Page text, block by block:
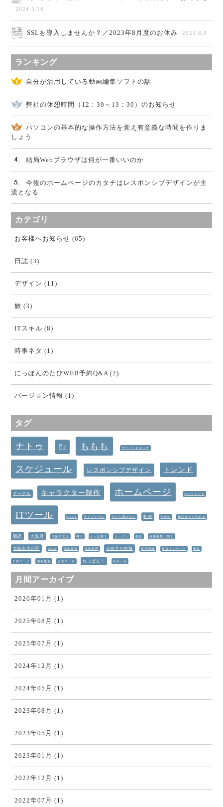
2024.5.16
SSLを導入しませんか？／2023年8月度のお休み 2023.8.9
ランキング
自分が活用している動画編集ソフトの話
弊社の休憩時間（12：30～13：30）のお知らせ
パソコンの基本的な操作方法を覚え有意義な時間を作りま
しょう
結局Webブラウザは何が一番いいのか
今後のホームページのカタチはレスポンシブデザインが主
流となる
カテゴリ
お客様へお知らせ (65)
日誌 (3)
デザイン (11)
旅 (3)
ITスキル (8)
時事ネタ (1)
にっぽんのたびWEB予約Q&A (2)
バージョン情報 (1)
タグ
ナトゥ Pr ももも ブラインドタッチ
スケジュール レスポンシブデザイン トレンド
グーグル キャラクター制作 ホームページ webフォント
ITツール Email ライブメール 今さら聞けない 動画 今が旬 初心者でも作れる
翻訳 大阪府 大阪市北区 梅田 かっぱ横丁 ラーメン 散歩 画像編集・加工
大阪市大正区 IKEA 北欧家具 北欧料理 お役立ち情報 採用情報 東京インテリア 家具
予約ユーザ 開発報告 管理ユーザ ねっぱん！ めめっち
月間アーカイブ
2026年01月 (1)
2025年08月 (1)
2025年07月 (1)
2024年12月 (1)
2024年05月 (1)
2023年08月 (1)
2023年05月 (1)
2023年01月 (1)
2022年12月 (1)
2022年07月 (1)